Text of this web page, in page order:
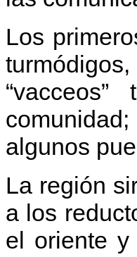
Los
algunos
La región
a los
el oriente y